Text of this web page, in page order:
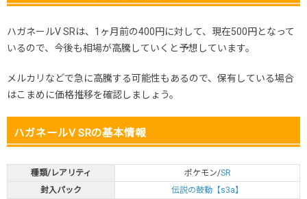
ハガネールV SRは、1ヶ月前の400円に対して、現在500円となって
いるので、今後も相場が高騰していくと予想しています。
メルカリなどで急に高騰する可能性もあるので、保有している場合
はこまめに価格推移を確認しましょう。
ハガネールV SRの基本情報
種類/レアリティ ポケモン/SR
封入パック
伝説の鼓動【s3a】